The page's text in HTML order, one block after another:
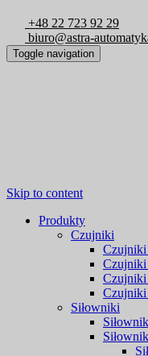
+48 22 723 92 29
biuro@astra-
Toggle navigation
Skip to content
Produkty
Czujniki
Czujniki
Czujniki
Czujniki
Siłowniki